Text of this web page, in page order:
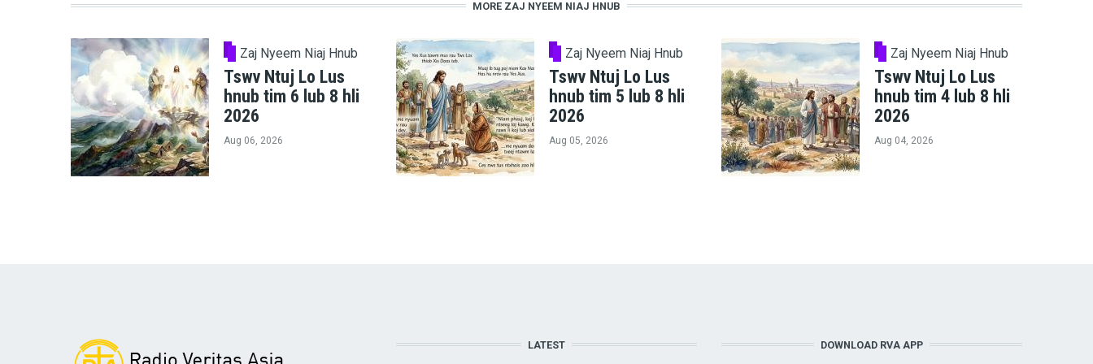
MORE ZAJ NYEEM NIAJ HNUB
Zaj Nyeem Niaj Hnub
Tswv Ntuj Lo Lus
hnub tim 6 lub 8 hli
2026
Aug 06, 2026
Zaj Nyeem Niaj Hnub
Tswv Ntuj Lo Lus
hnub tim 5 lub 8 hli
2026
Aug 05, 2026
Zaj Nyeem Niaj Hnub
Tswv Ntuj Lo Lus
hnub tim 4 lub 8 hli
2026
Aug 04, 2026
LATEST DOWNLOAD RVA APP